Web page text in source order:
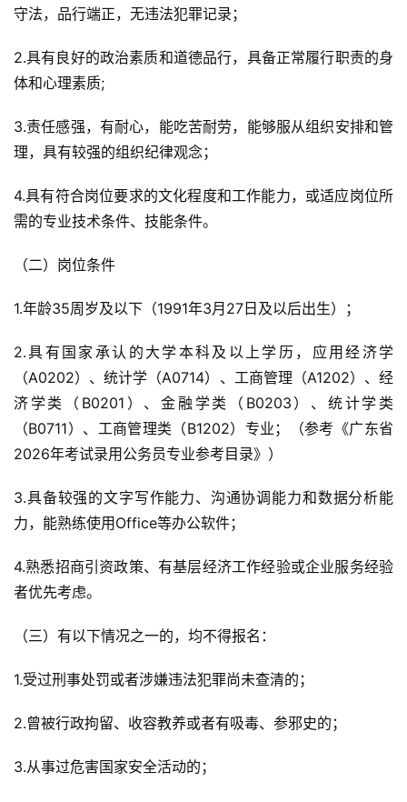
守法，品行端正，无违法犯罪记录；
2.具有良好的政治素质和道德品行，具备正常履行职责的身
体和心理素质;
3.责任感强，有耐心，能吃苦耐劳，能够服从组织安排和管
理，具有较强的组织纪律观念；
4.具有符合岗位要求的文化程度和工作能力，或适应岗位所
需的专业技术条件、技能条件。
（二）岗位条件
1.年龄35周岁及以下（1991年3月27日及以后出生）；
2.具有国家承认的大学本科及以上学历，应用经济学
（A0202）、统计学（A0714）、工商管理（A1202）、经
济学类（B0201）、金融学类（B0203）、统计学类
（B0711）、工商管理类（B1202）专业；（参考《广东省
2026年考试录用公务员专业参考目录》）
3.具备较强的文字写作能力、沟通协调能力和数据分析能
力，能熟练使用Office等办公软件；
4.熟悉招商引资政策、有基层经济工作经验或企业服务经验
者优先考虑。
（三）有以下情况之一的，均不得报名：
1.受过刑事处罚或者涉嫌违法犯罪尚未查清的；
2.曾被行政拘留、收容教养或者有吸毒、参邪史的；
3.从事过危害国家安全活动的；